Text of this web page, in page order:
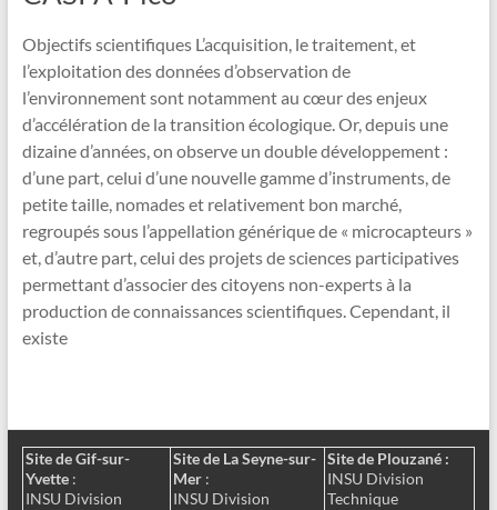
Objectifs scientifiques L’acquisition, le traitement, et
l’exploitation des données d’observation de
l’environnement sont notamment au cœur des enjeux
d’accélération de la transition écologique. Or, depuis une
dizaine d’années, on observe un double développement :
d’une part, celui d’une nouvelle gamme d’instruments, de
petite taille, nomades et relativement bon marché,
regroupés sous l’appellation générique de « microcapteurs »
et, d’autre part, celui des projets de sciences participatives
permettant d’associer des citoyens non-experts à la
production de connaissances scientifiques. Cependant, il
existe
Site de Gif-sur-
Yvette:
INSU Division
Site de La Seyne-sur-
Mer:
INSU Division
Site de Plouzané :
INSU Division
Technique